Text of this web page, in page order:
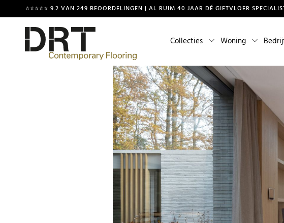
⭐⭐⭐⭐⭐ 9.2 VAN 249 BEOORDELINGEN | AL RUIM 40 JAAR DÉ GIETVLOER
Collecties Woning